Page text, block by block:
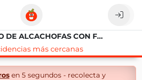
MONTADITO DE ALCACHOFAS CON FOIE Y HUEVO DE CODORNIZ
más cercanas
en 5 segundos - recolecta y